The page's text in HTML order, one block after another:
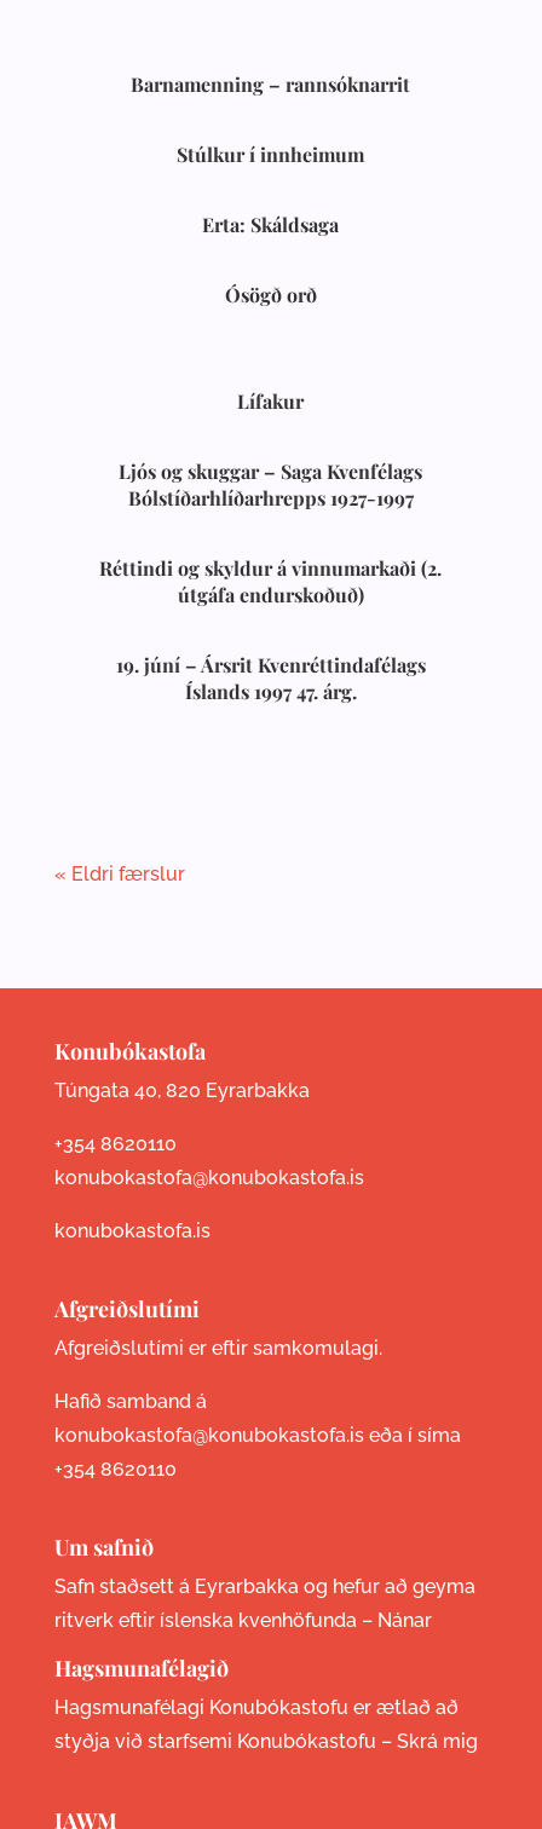
Barnamenning – rannsóknarrit
Stúlkur í innheimum
Erta: Skáldsaga
Ósögð orð
Lífakur
Ljós og skuggar – Saga Kvenfélags
Bólstíðarhlíðarhrepps 1927-1997
Réttindi og skyldur á vinnumarkaði (2.
útgáfa endurskoðuð)
19. júní – Ársrit Kvenréttindafélags
Íslands 1997 47. árg.
« Eldri færslur
Konubókastofa
Túngata 40, 820 Eyrarbakka
+354 8620110
konubokastofa@konubokastofa.is
konubokastofa.is
Afgreiðslutími
Afgreiðslutími er eftir samkomulagi.
Hafið samband á
konubokastofa@konubokastofa.is eða í síma
+354 8620110
Um safnið
Safn staðsett á Eyrarbakka og hefur að geyma
ritverk eftir íslenska kvenhöfunda – Nánar
Hagsmunafélagið
Hagsmunafélagi Konubókastofu er ætlað að
styðja við starfsemi Konubókastofu – Skrá mig
IAWM